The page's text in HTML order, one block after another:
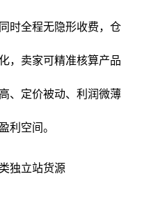
时全程无隐形收费，仓
，卖家可精准核算产品
、定价被动、利润微薄
利空间。
独立站货源